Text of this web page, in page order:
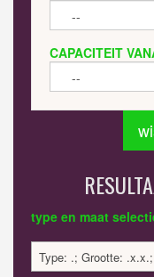
CAPACITEIT
type en maat
Type: .; Grootte: